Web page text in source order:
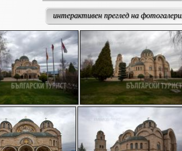
интерактивен преглед на